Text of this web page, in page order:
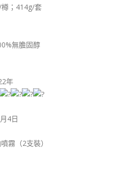
；414g/套
無膽固醇
年
4日
霧（2支裝）